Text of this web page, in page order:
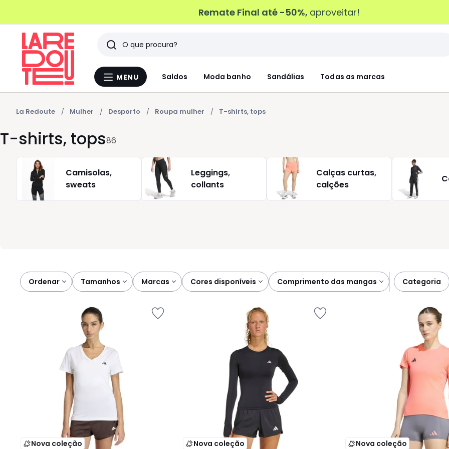
Remate Final até -50%, aproveitar!
Menu
MENU Saldos Moda banho Sandálias Todas as marcas
Pesquisar
Últimos
artigos
vistos
La Redoute Mulher Desporto Roupa mulher T-shirts, tops
T-shirts, tops86
Camisolas,
sweats
Leggings,
collants
Calças curtas,
calções
Ordenar
tamanhos marcas cores disponíveis comprimento das mangas categoria
Nova coleção Nova coleção Nova coleção